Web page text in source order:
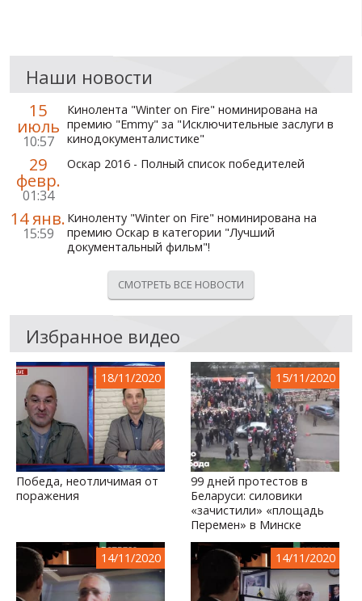
Наши новости
15
июль
10:57
Кинолента "Winter on Fire" номинирована на
премию "Emmy" за "Исключительные заслуги в
кинодокументалистике"
29
февр.
01:34
Оскар 2016 - Полный список победителей
14 янв.
15:59
Киноленту "Winter on Fire" номинирована на
премию Оскар в категории "Лучший
документальный фильм"!
СМОТРЕТЬ ВСЕ НОВОСТИ
Избранное видео
18/11/2020
Победа, неотличимая от
поражения
15/11/2020
99 дней протестов в
Беларуси: силовики
«зачистили» «площадь
Перемен» в Минске
14/11/2020 14/11/2020